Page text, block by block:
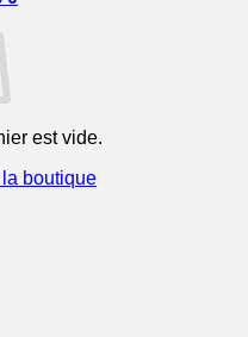
est vide.
boutique